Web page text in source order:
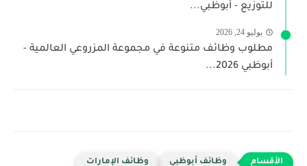
للتوزيع - أبوظبي...
يوليو 24, 2026
مطلوب وظائف متنوعة في مجموعة المزروعي العالمية -
أبوظبي 2026...
وظائف أبوظبي وظائف الإمارات